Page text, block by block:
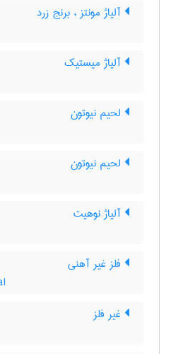
آلیاژ مونتز ، برنج زرد
آلیاژ میستیک
لحیم نیوتون
لحیم نیوتون
آلیاژ نوهیت
فلز غیر آهنی
غیر فلز